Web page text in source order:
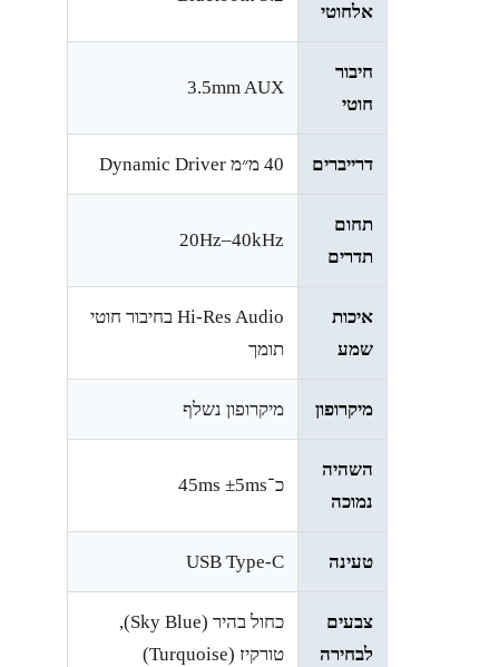
אלחוטי
חיבור
חוטי
3.5mm AUX
דרייברים 40 מ״מ Dynamic Driver
תחום
תדרים
20Hz–40kHz
איכות
שמע
Hi-Res Audio בחיבור חוטי
תומך
מיקרופון מיקרופון נשלף
השהיה
נמוכה
כ־45ms ±5ms
טעינה USB Type-C
צבעים
לבחירה
כחול בהיר (Sky Blue),
טורקיז (Turquoise)